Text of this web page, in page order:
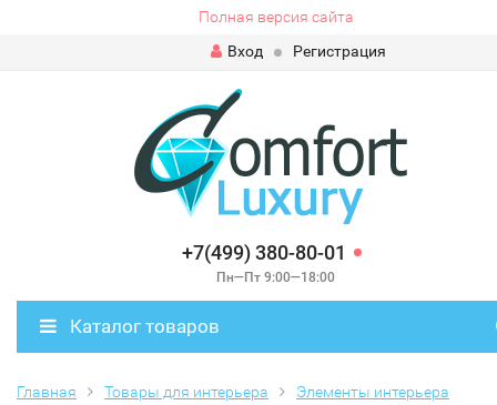
Полная версия сайта
Вход
Регистрация
+7(499) 380-80-01
Пн—Пт 9:00—18:00
Каталог товаров
Главная Товары для интерьера
Элементы интерьера